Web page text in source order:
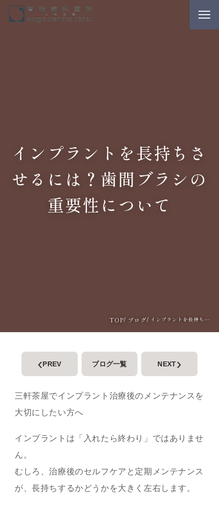
インプラントを長持ちさ
せるには？歯間ブラシの
重要性について
TOP ブログ インプラントを長持ちさせるには？歯間ブラシの重要性について
‹PREV ブログ一覧 NEXT›
三軒茶屋でインプラント治療後のメンテナンスを
大切にしたい方へ
インプラントは「入れたら終わり」ではありませ
ん。
むしろ、治療後のセルフケアと定期メンテナンス
が、長持ちするかどうかを大きく左右します。